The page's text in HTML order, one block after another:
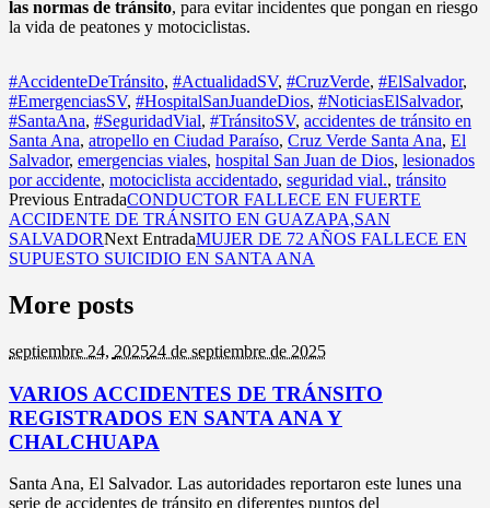
las normas de tránsito, para evitar incidentes que pongan en riesgo
la vida de peatones y motociclistas.
#AccidenteDeTránsito, #ActualidadSV, #CruzVerde, #ElSalvador,
#EmergenciasSV, #HospitalSanJuandeDios, #NoticiasElSalvador,
#SantaAna, #SeguridadVial, #TránsitoSV, accidentes de tránsito en
Santa Ana, atropello en Ciudad Paraíso, Cruz Verde Santa Ana, El
Salvador, emergencias viales, hospital San Juan de Dios, lesionados
por accidente, motociclista accidentado, seguridad vial., tránsito
Previous EntradaCONDUCTOR FALLECE EN FUERTE
ACCIDENTE DE TRÁNSITO EN GUAZAPA,SAN
SALVADORNext EntradaMUJER DE 72 AÑOS FALLECE EN
SUPUESTO SUICIDIO EN SANTA ANA
More posts
septiembre 24, 202524 de septiembre de 2025
VARIOS ACCIDENTES DE TRÁNSITO
REGISTRADOS EN SANTA ANA Y
CHALCHUAPA
Santa Ana, El Salvador. Las autoridades reportaron este lunes una
serie de accidentes de tránsito en diferentes puntos del